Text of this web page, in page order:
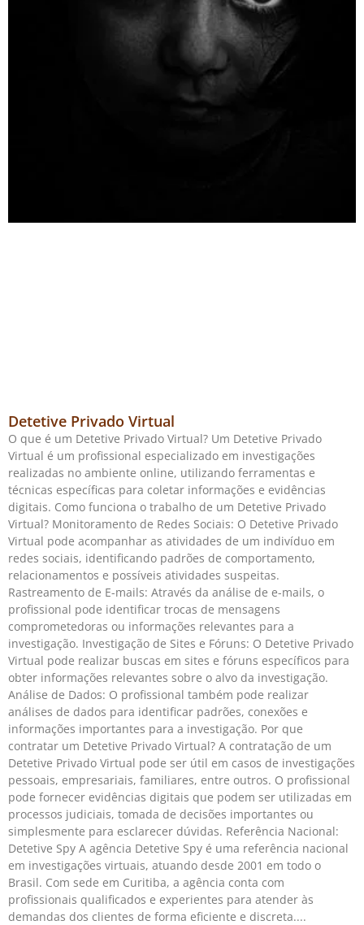
Detetive Privado Virtual
O que é um Detetive Privado Virtual? Um Detetive Privado
Virtual é um profissional especializado em investigações
realizadas no ambiente online, utilizando ferramentas e
técnicas específicas para coletar informações e evidências
digitais. Como funciona o trabalho de um Detetive Privado
Virtual? Monitoramento de Redes Sociais: O Detetive Privado
Virtual pode acompanhar as atividades de um indivíduo em
redes sociais, identificando padrões de comportamento,
relacionamentos e possíveis atividades suspeitas.
Rastreamento de E-mails: Através da análise de e-mails, o
profissional pode identificar trocas de mensagens
comprometedoras ou informações relevantes para a
investigação. Investigação de Sites e Fóruns: O Detetive Privado
Virtual pode realizar buscas em sites e fóruns específicos para
obter informações relevantes sobre o alvo da investigação.
Análise de Dados: O profissional também pode realizar
análises de dados para identificar padrões, conexões e
informações importantes para a investigação. Por que
contratar um Detetive Privado Virtual? A contratação de um
Detetive Privado Virtual pode ser útil em casos de investigações
pessoais, empresariais, familiares, entre outros. O profissional
pode fornecer evidências digitais que podem ser utilizadas em
processos judiciais, tomada de decisões importantes ou
simplesmente para esclarecer dúvidas. Referência Nacional:
Detetive Spy A agência Detetive Spy é uma referência nacional
em investigações virtuais, atuando desde 2001 em todo o
Brasil. Com sede em Curitiba, a agência conta com
profissionais qualificados e experientes para atender às
demandas dos clientes de forma eficiente e discreta.